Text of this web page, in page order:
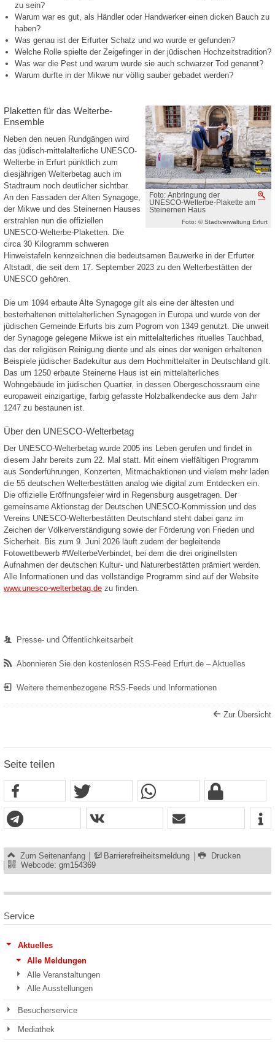
zu sein?
Warum war es gut, als Händler oder Handwerker einen dicken Bauch zu
haben?
Was genau ist der Erfurter Schatz und wo wurde er gefunden?
Welche Rolle spielte der Zeigefinger in der jüdischen Hochzeitstradition?
Was war die Pest und warum wurde sie auch schwarzer Tod genannt?
Warum durfte in der Mikwe nur völlig sauber gebadet werden?
Foto: Anbringung der
UNESCO-Welterbe-Plakette am
Steinernen Haus
Foto: © Stadtverwaltung Erfurt
Plaketten für das Welterbe-
Ensemble
Neben den neuen Rundgängen wird
das jüdisch-mittelalterliche UNESCO-
Welterbe in Erfurt pünktlich zum
diesjährigen Welterbetag auch im
Stadtraum noch deutlicher sichtbar.
An den Fassaden der Alten Synagoge,
der Mikwe und des Steinernen Hauses
erstrahlen nun die offiziellen
UNESCO-Welterbe-Plaketten. Die
circa 30 Kilogramm schweren
Hinweistafeln kennzeichnen die bedeutsamen Bauwerke in der Erfurter
Altstadt, die seit dem 17. September 2023 zu den Welterbestätten der
UNESCO gehören.
Die um 1094 erbaute Alte Synagoge gilt als eine der ältesten und
besterhaltenen mittelalterlichen Synagogen in Europa und wurde von der
jüdischen Gemeinde Erfurts bis zum Pogrom von 1349 genutzt. Die unweit
der Synagoge gelegene Mikwe ist ein mittelalterliches rituelles Tauchbad,
das der religiösen Reinigung diente und als eines der wenigen erhaltenen
Beispiele jüdischer Badekultur aus dem Hochmittelalter in Deutschland gilt.
Das um 1250 erbaute Steinerne Haus ist ein mittelalterliches
Wohngebäude im jüdischen Quartier, in dessen Obergeschossraum eine
europaweit einzigartige, farbig gefasste Holzbalkendecke aus dem Jahr
1247 zu bestaunen ist.
Über den UNESCO-Welterbetag
Der UNESCO-Welterbetag wurde 2005 ins Leben gerufen und findet in
diesem Jahr bereits zum 22. Mal statt. Mit einem vielfältigen Programm
aus Sonderführungen, Konzerten, Mitmachaktionen und vielem mehr laden
die 55 deutschen Welterbestätten analog wie digital zum Entdecken ein.
Die offizielle Eröffnungsfeier wird in Regensburg ausgetragen. Der
gemeinsame Aktionstag der Deutschen UNESCO-Kommission und des
Vereins UNESCO-Welterbestätten Deutschland steht dabei ganz im
Zeichen der Völkerverständigung sowie der Förderung von Frieden und
Sicherheit. Bis zum 9. Juni 2026 läuft zudem der begleitende
Fotowettbewerb #WelterbeVerbindet, bei dem die drei originellsten
Aufnahmen der deutschen Kultur- und Naturerbestätten prämiert werden.
Alle Informationen und das vollständige Programm sind auf der Website
www.unesco-welterbetag.de zu finden.
Presse- und Öffentlichkeitsarbeit
Abonnieren Sie den kostenlosen RSS-Feed Erfurt.de – Aktuelles
Weitere themenbezogene RSS-Feeds und Informationen
Zur Übersicht
Seite teilen
Zum Seitenanfang Barrierefreiheitsmeldung
Drucken
Webcode: gm154369
Service
Aktuelles
Alle Meldungen
Alle Veranstaltungen
Alle Ausstellungen
Besucherservice
Mediathek